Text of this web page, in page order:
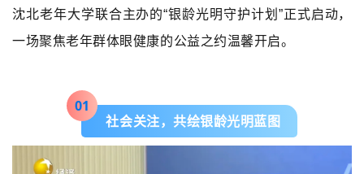
沈北老年大学联合主办的“银龄光明守护计划”正式启动，
一场聚焦老年群体眼健康的公益之约温馨开启。
01
社会关注，共绘银龄光明蓝图